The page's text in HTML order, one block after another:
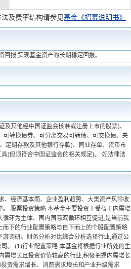
及费率结构请参见基金《招募说明书》
报,实现基金资产的长期稳定回报。
其他经中国证监会核准或注册上市的股票)、
转换债券、可分离交易可转债、可交换债、央
定期存款及其他银行存款)、同业存单、货币市
(但须符合中国证监会的相关规定)。 如法律法
、经济基本面、企业盈利趋势、大类资产风险收
股票投资策略 本基金主要投资于受益于内需增
环为主体、国内国际双循环相互促进,是当前我
下的行业配置策略与自下而上的个股配置策略
调研、财务分析对比综合分析选择行业,通过公
。 (1)行业配置策略 本基金将根据行业所处的生
需增长且投资价值较高的行业,积极把握内需增长
资需求增长、消费需求增长和产业升级需求